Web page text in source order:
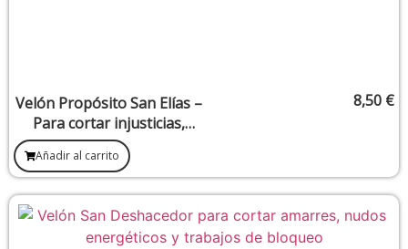
Velón Propósito San Elías –
Para cortar injusticias,
dominar conflictos y abrir
caminos difíciles
8,50 €
Añadir al carrito